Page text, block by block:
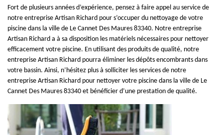
Fort de plusieurs années d’expérience, pensez à faire appel au service de
notre entreprise Artisan Richard pour s’occuper du nettoyage de votre
piscine dans la ville de Le Cannet Des Maures 83340. Notre entreprise
Artisan Richard a à sa disposition les matériels nécessaires pour nettoyer
efficacement votre piscine. En utilisant des produits de qualité, notre
entreprise Artisan Richard pourra éliminer les dépôts encombrants dans
votre bassin. Ainsi, n’hésitez plus à solliciter les services de notre
entreprise Artisan Richard pour nettoyer votre piscine dans la ville de Le
Cannet Des Maures 83340 et bénéficier d’une prestation de qualité.